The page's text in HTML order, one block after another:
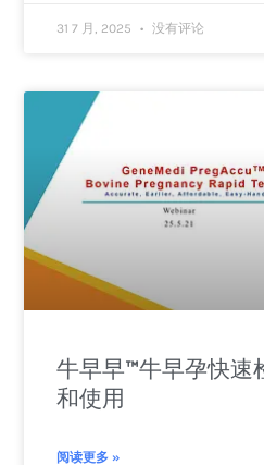
31 7 月, 2025 没有评论
牛早早™牛早孕快速
和使用
阅读更多 »